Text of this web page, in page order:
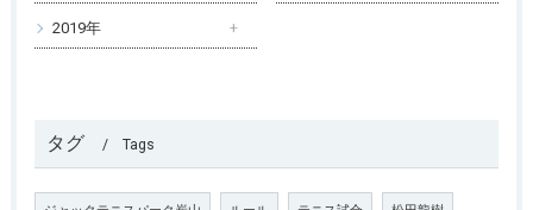
2019年
タグ Tags